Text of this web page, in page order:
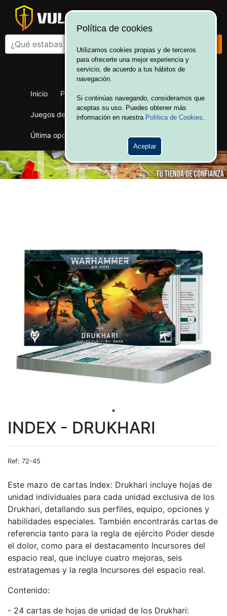
¡Bienvenido a Vulcania!
Inicio Productos Juegos de mesa
Juegos de cartas Merchandising Ofertas
Última oportunidad Wargames
INDEX - DRUKHARI
Ref: 72-45
Este mazo de cartas Index: Drukhari incluye hojas de
unidad individuales para cada unidad exclusiva de los
Drukhari, detallando sus perfiles, equipo, opciones y
habilidades especiales. También encontrarás cartas de
referencia tanto para la regla de ejército Poder desde
el dolor, como para el destacamento Incursores del
espacio real, que incluye cuatro mejoras, seis
estratagemas y la regla Incursores del espacio real.
Contenido:
- 24 cartas de hojas de unidad de los Drukhari:
Política de cookies
Utilizamos cookies propias y de terceros
para ofrecerte una mejor experiencia y
servicio, de acuerdo a tus hábitos de
navegación.
Si continúas navegando, consideramos que
aceptas su uso. Puedes obtener más
información en nuestra Política de Cookies.
Aceptar